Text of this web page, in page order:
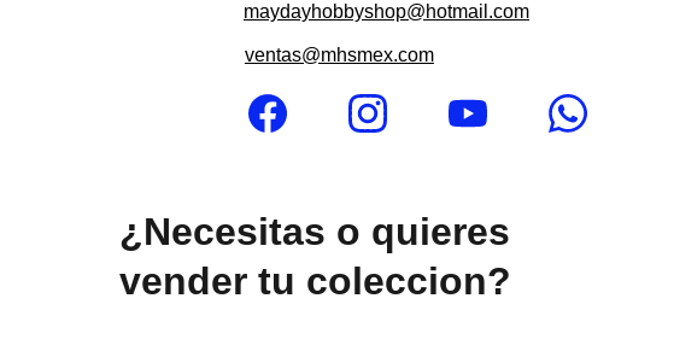
maydayhobbyshop@hotmail.com
¿Necesitas o quieres
vender tu coleccion?
ventas@mhsmex.com